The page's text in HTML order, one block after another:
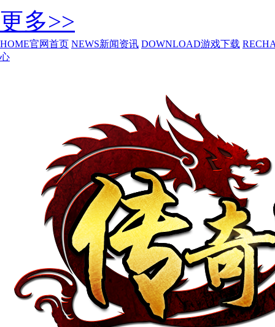
更多>>
HOME官网首页 NEWS新闻资讯 DOWNLOAD游戏下载
心